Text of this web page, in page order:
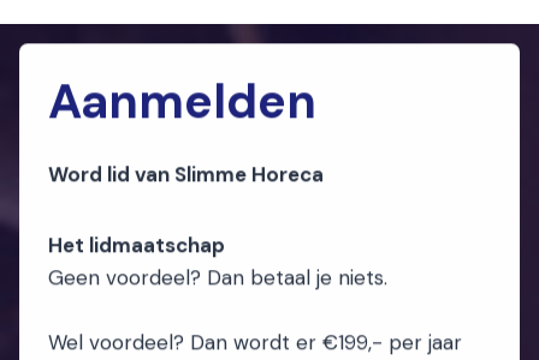
Aanmelden
Word lid van Slimme Horeca
Het lidmaatschap
Geen voordeel? Dan betaal je niets.
Wel voordeel? Dan wordt er €199,- per jaar